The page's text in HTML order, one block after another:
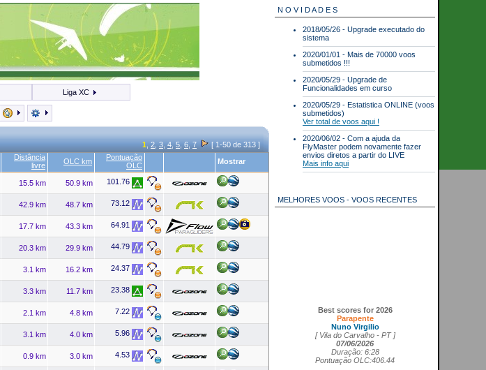
Liga XC
1 2 3 4 5 6 7 [ 1-50 de 313 ]
Distância
livre
OLC km
Pontuação
OLC
Mostrar
15.5 km 50.9 km 101.76
42.9 km 48.7 km 73.12
17.7 km 43.3 km 64.91
20.3 km 29.9 km 44.79
3.1 km 16.2 km 24.37
3.3 km 11.7 km 23.38
2.1 km 4.8 km 7.22
3.1 km 4.0 km 5.96
0.9 km 3.0 km 4.53
N O V I D A D E S
2018/05/26 - Upgrade executado do
sistema
2020/01/01 - Mais de 70000 voos
submetidos !!!
2020/05/29 - Upgrade de
Funcionalidades em curso
2020/05/29 - Estatistica ONLINE (voos
submetidos)
Ver total de voos aqui !
2020/06/02 - Com a ajuda da
FlyMaster podem novamente fazer
envios diretos a partir do LIVE
Mais info aqui
MELHORES VOOS - VOOS RECENTES
Parapente
Nuno Virgilio
[ Vila do Carvalho - PT ]
07/06/2026
Duração: 6:28
Pontuação OLC:406.44